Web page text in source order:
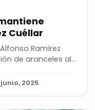
Cuéllar
Ramírez
de aranceles al...
2025